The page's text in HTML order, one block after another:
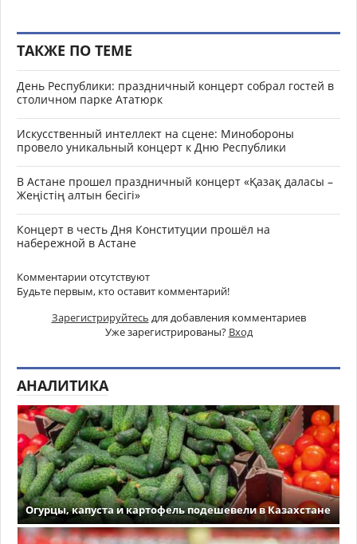
ТАКЖЕ ПО ТЕМЕ
День Республики: праздничный концерт собрал гостей в
столичном парке Ататюрк
Искусственный интеллект на сцене: Минобороны
провело уникальный концерт к Дню Республики
В Астане прошел праздничный концерт «Қазақ даласы –
Жеңістің алтын бесігі»
Концерт в честь Дня Конституции прошёл на
набережной в Астане
Комментарии отсутствуют
Будьте первым, кто оставит комментарий!
Зарегистрируйтесь для добавления комментариев
Уже зарегистрированы? Вход
АНАЛИТИКА
Огурцы, капуста и картофель подешевели в Казахстане